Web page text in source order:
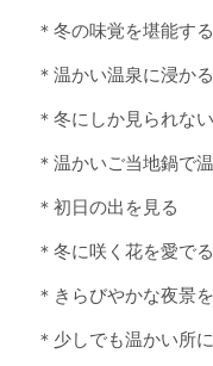
＊冬の味覚を堪能する
＊温かい温泉に浸かる
＊冬にしか見られな
＊温かいご当地鍋で
＊初日の出を見る
＊冬に咲く花を愛でる
＊きらびやかな夜景
＊少しでも温かい所